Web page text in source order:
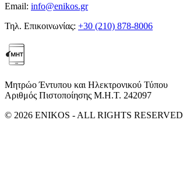
Email: info@enikos.gr
Τηλ. Επικοινωνίας: +30 (210) 878-8006
Μητρώο Έντυπου και Ηλεκτρονικού Τύπου
Αριθμός Πιστοποίησης Μ.Η.Τ. 242097
© 2026 ENIKOS - ALL RIGHTS RESERVED